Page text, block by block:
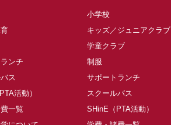
ンチ
ス
活動）
一覧
小学校
キッズ／ジュニアクラブ
学童クラブ
制服
サポートランチ
スクールバス
SHinE（PTA活動）